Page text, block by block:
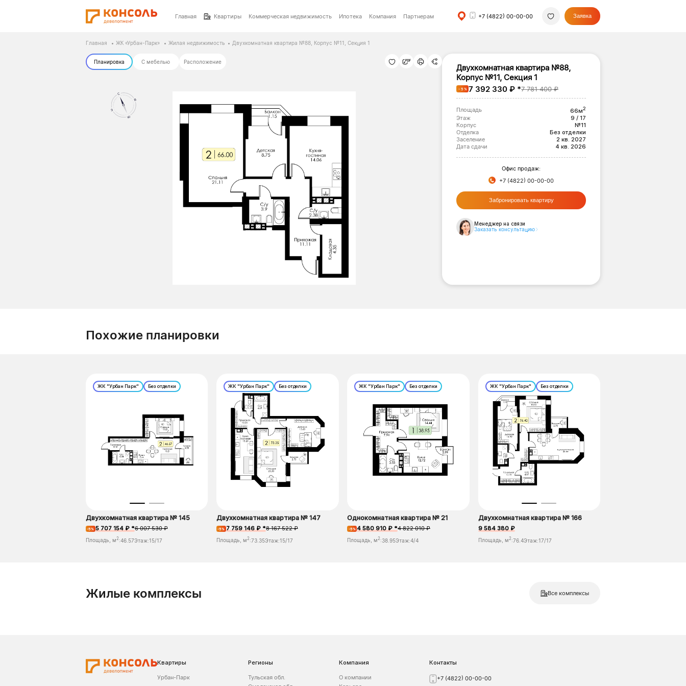
Главная Квартиры Коммерческая недвижимость Ипотека Компания Партнерам +7 (4822) 00-00-00 Заявка
Главная ЖК «Урбан-Парк» Жилая недвижимость Двухкомнатная квартира №88, Корпус №11, Секция 1
Планировка С мебелью Расположение
Двухкомнатная квартира №88,
Корпус №11, Секция 1
- 5 % 7 392 330 ₽ *7 781 400 ₽
Площадь 66м2
Этаж
9 / 17
Корпус
№11
Отделка
Без отделки
Заселение
2 кв. 2027
Дата сдачи
4 кв. 2026
Офис продаж:
+7 (4822) 00-00-00
Забронировать квартиру
Менеджер на связи
Заказать консультацию
Похожие планировки
ЖК "Урбан Парк" Без отделки
Двухкомнатная квартира № 145
-5% 5 707 154 ₽ *6 007 530 ₽
Площадь, м2:46.57Этаж:15/17
ЖК "Урбан Парк" Без отделки
Двухкомнатная квартира № 147
-5% 7 759 146 ₽ *8 167 522 ₽
Площадь, м2:73.35Этаж:15/17
ЖК "Урбан Парк" Без отделки
Однокомнатная квартира № 21
-5% 4 580 910 ₽ *4 822 010 ₽
Площадь, м2:38.95Этаж:4/4
ЖК "Урбан Парк" Без отделки
Двухкомнатная квартира № 166
9 584 380 ₽
Площадь, м2:76.4Этаж:17/17
Жилые комплексы Все комплексы
Квартиры
Урбан-Парк
Регионы
Тульская обл.
Компания
О компании
Контакты
+7 (4822) 00-00-00